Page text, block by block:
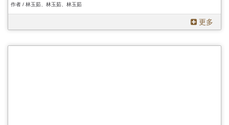
作者 / 林玉茹、林玉茹、林玉茹
更多